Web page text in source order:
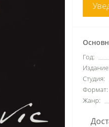
Год:
Издание:
Студия:
Формат:
Жанр: